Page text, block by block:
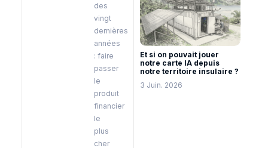
des
vingt
dernières
années
: faire
passer
le
produit
financier
le
plus
cher
Et si on pouvait jouer
notre carte IA depuis
notre territoire insulaire ?
3 Juin. 2026